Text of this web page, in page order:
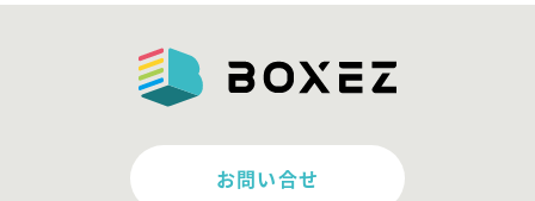
お問い合せ